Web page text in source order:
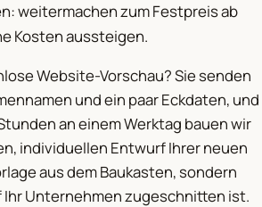
weitermachen zum Festpreis ab
Kosten aussteigen.
Website-Vorschau? Sie senden
und ein paar Eckdaten, und
an einem Werktag bauen wir
individuellen Entwurf Ihrer neuen
aus dem Baukasten, sondern
Ihr Unternehmen zugeschnitten ist.